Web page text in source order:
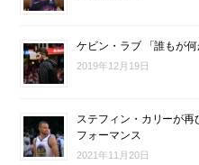
ケビン・ラブ 「誰もが何
2019年12月19日
ステフィン・カリーが
フォーマンス
2021年11月20日